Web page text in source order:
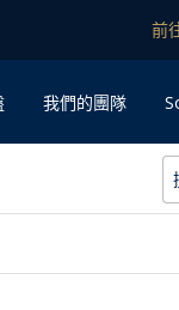
前
我們的團隊